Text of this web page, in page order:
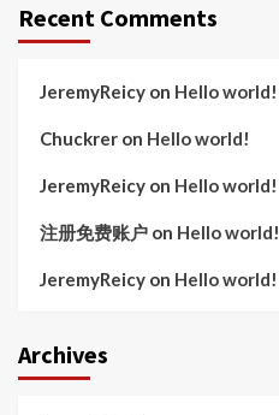
Recent Comments
JeremyReicy on Hello world!
Chuckrer on Hello world!
JeremyReicy on Hello world!
注册免费账户 on Hello world!
JeremyReicy on Hello world!
Archives